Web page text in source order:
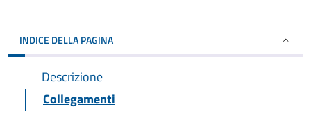
INDICE DELLA PAGINA
Descrizione
Collegamenti